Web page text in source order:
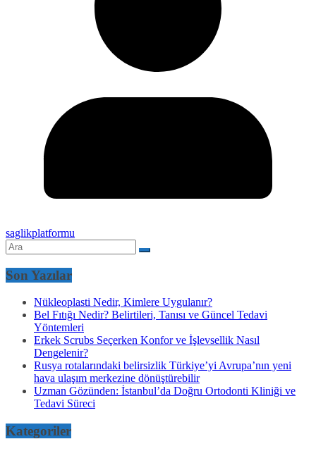
saglikplatformu
Son Yazılar
Nükleoplasti Nedir, Kimlere Uygulanır?
Bel Fıtığı Nedir? Belirtileri, Tanısı ve Güncel Tedavi
Yöntemleri
Erkek Scrubs Seçerken Konfor ve İşlevsellik Nasıl
Dengelenir?
Rusya rotalarındaki belirsizlik Türkiye’yi Avrupa’nın yeni
hava ulaşım merkezine dönüştürebilir
Uzman Gözünden: İstanbul’da Doğru Ortodonti Kliniği ve
Tedavi Süreci
Kategoriler